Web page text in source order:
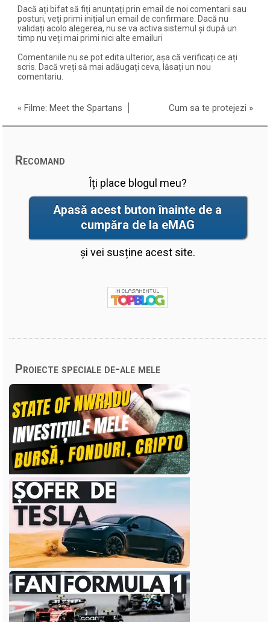
Dacă ați bifat să fiți anunțați prin email de noi comentarii sau
posturi, veți primi inițial un email de confirmare. Dacă nu
validați acolo alegerea, nu se va activa sistemul și după un
timp nu veți mai primi nici alte emailuri
Comentariile nu se pot edita ulterior, așa că verificați ce ați
scris. Dacă vreți să mai adăugați ceva, lăsați un nou
comentariu.
«Filme: Meet the Spartans Cum sa te protejezi »
Recomand
Îți place blogul meu?
Apasă acest buton înainte de a
cumpăra de la eMAG
și vei susține acest site.
Proiecte speciale de-ale mele